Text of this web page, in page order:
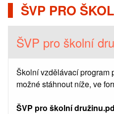
ŠVP PRO
ŠVP pro školní
Školní vzdělávací program
možné stáhnout níže, ve
ŠVP pro školní